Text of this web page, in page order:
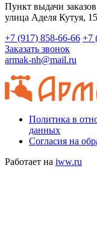
Пункт выдачи
​улица Аделя Кутуя,
+7 (917) 858-66-66 +7
Заказать звонок
armak-nh@mail.ru
Политика в
данных
Согласия на
Работает на iww.ru